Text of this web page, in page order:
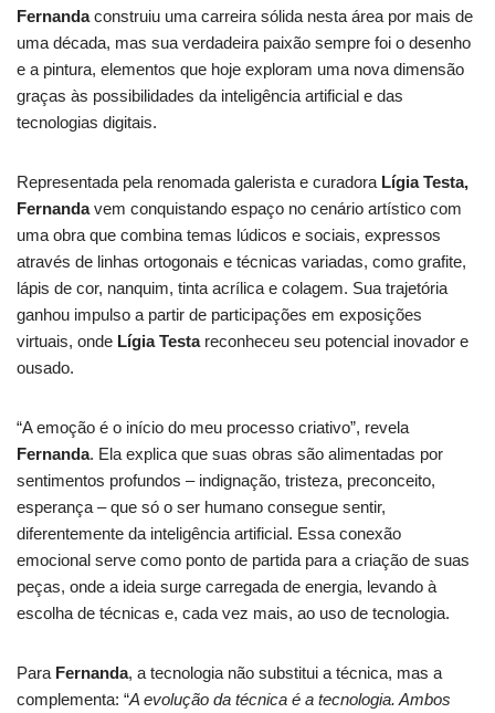
Fernandaconstruiu uma carreira sólida nesta área por mais de
uma década, mas sua verdadeira paixão sempre foi o desenho
e a pintura, elementos que hoje exploram uma nova dimensão
graças às possibilidades da inteligência artificial e das
tecnologias digitais.
Representada pela renomada galerista e curadora Lígia Testa,
Fernandavem conquistando espaço no cenário artístico com
uma obra que combina temas lúdicos e sociais, expressos
através de linhas ortogonais e técnicas variadas, como grafite,
lápis de cor, nanquim, tinta acrílica e colagem. Sua trajetória
ganhou impulso a partir de participações em exposições
virtuais, onde Lígia Testareconheceu seu potencial inovador e
ousado.
“A emoção é o início do meu processo criativo”, revela
Fernanda. Ela explica que suas obras são alimentadas por
sentimentos profundos – indignação, tristeza, preconceito,
esperança – que só o ser humano consegue sentir,
diferentemente da inteligência artificial. Essa conexão
emocional serve como ponto de partida para a criação de suas
peças, onde a ideia surge carregada de energia, levando à
escolha de técnicas e, cada vez mais, ao uso de tecnologia.
Para Fernanda, a tecnologia não substitui a técnica, mas a
complementa: “A evolução da técnica é a tecnologia. Ambos